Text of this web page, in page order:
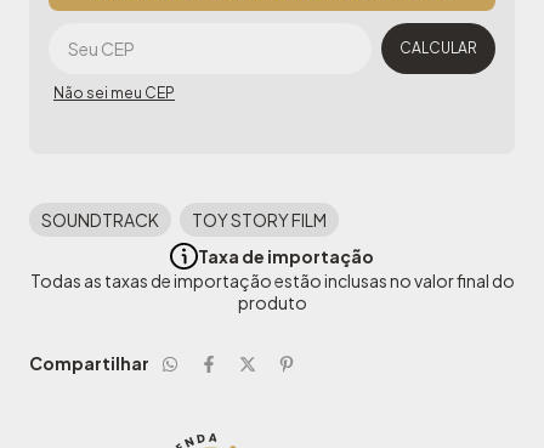
CALCULAR
Não sei meu CEP
SOUNDTRACK
TOY STORY FILM
Taxa de importação
Todas as taxas de importação estão inclusas no valor final do
produto
Compartilhar